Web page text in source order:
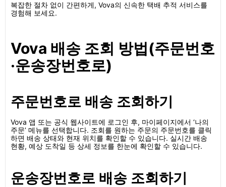
복잡한 절차 없이 간편하게, Vova의 신속한 택배 추적 서비스를
경험해 보세요.
Vova 배송 조회 방법(주문번호
·운송장번호로)
주문번호로 배송 조회하기
Vova 앱 또는 공식 웹사이트에 로그인 후, 마이페이지에서 ‘나의
주문’ 메뉴를 선택합니다. 조회를 원하는 주문의 주문번호를 클릭
하면 배송 상태와 현재 위치를 확인할 수 있습니다. 실시간 배송
현황, 예상 도착일 등 상세 정보를 한눈에 확인할 수 있습니다.
운송장번호로 배송 조회하기